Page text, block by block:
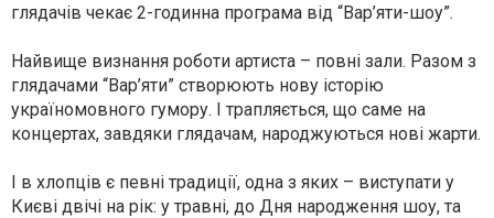
глядачів чекає 2-годинна програма від “Вар’яти-шоу”.
Найвище визнання роботи артиста – повні зали. Разом з
глядачами “Вар’яти” створюють нову історію
україномовного гумору. І трапляється, що саме на
концертах, завдяки глядачам, народжуються нові жарти.
І в хлопців є певні традиції, одна з яких – виступати у
Києві двічі на рік: у травні, до Дня народження шоу, та